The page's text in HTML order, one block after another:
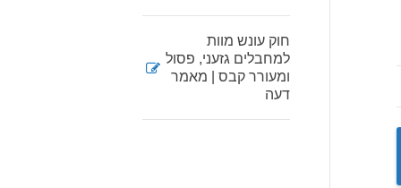
חוק עונש מוות
למחבלים גזעני, פסול
ומעורר קבס | מאמר
דעה